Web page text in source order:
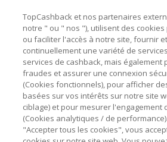
La validité et le montant du cashback
marchands sur le montant hors TVA/
livraison/d’emballage/de service.
L'utilisation de plugins tels que Honey,
hole et VPN peut bloquer le suivi de
Pour chaque nouvelle transaction, il
TopCashback et cliquer sur le bouton
pour accéder au site marchand et
Assurez-vous que le lien
utilisé pour visiter le site marchand
Astuces pour économiser
A propos de
Contactez-nous
TopCashback et nos partenaires
notre " ou " nos "), utilisent des
ou faciliter l'accès à notre site, fournir
continuellement une variété de
services de cashback, mais également
fraudes et assurer une connexion
(Cookies fonctionnels), pour afficher
basées sur vos intérêts sur notre site
ciblage) et pour mesurer l'engagement
(Cookies analytiques / de
"Accepter tous les cookies", vous